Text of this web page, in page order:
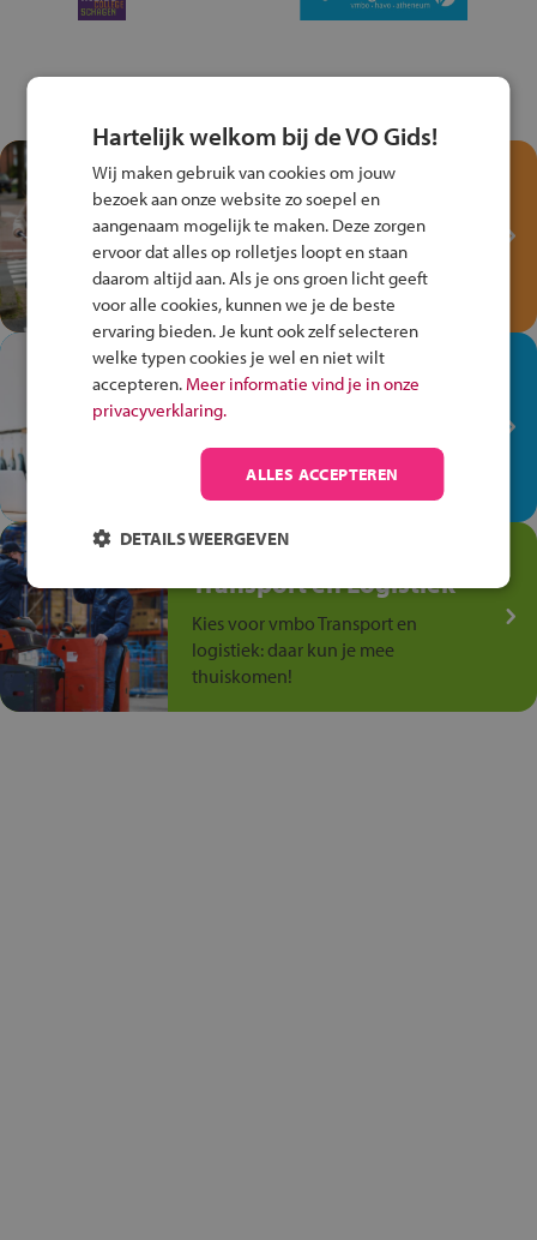
Test je kennis met het
Fiets Veilig
Verkeersspel!
Speel het Fiets Veilig Verkeersspel
en win een Cortina-fiets!
In de winkel ben je op je
plek!
op de winkelvloer, waar elke dag
anders is!
Jouw talent in de
Transport en Logistiek
Kies voor vmbo Transport en
logistiek: daar kun je mee
thuiskomen!
Hartelijk welkom bij de VO Gids!
Wij maken gebruik van cookies om jouw
bezoek aan onze website zo soepel en
aangenaam mogelijk te maken. Deze zorgen
ervoor dat alles op rolletjes loopt en staan
daarom altijd aan. Als je ons groen licht geeft
voor alle cookies, kunnen we je de beste
ervaring bieden. Je kunt ook zelf selecteren
welke typen cookies je wel en niet wilt
accepteren. Meer informatie vind je in onze
privacyverklaring.
ALLES ACCEPTEREN
DETAILS WEERGEVEN